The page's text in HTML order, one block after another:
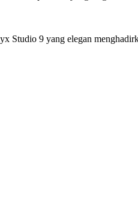
Studio 9 yang elegan